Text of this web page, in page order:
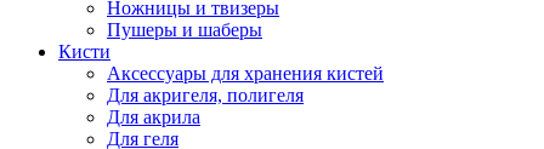
Ножницы и твизеры
Пушеры и шаберы
Кисти
Аксессуары для хранения кистей
Для акригеля, полигеля
Для акрила
Для геля